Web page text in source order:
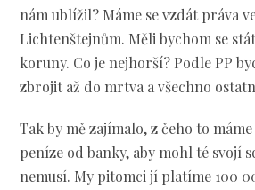
nám ublížil? Máme se vzdát práva
Lichtenštejnům. Měli bychom se
koruny. Co je nejhorší? Podle PP
zbrojit až do mrtva a všechno
Tak by mě zajímalo, z čeho to
peníze od banky, aby mohl té svojí
nemusí. My pitomci jí platíme 100